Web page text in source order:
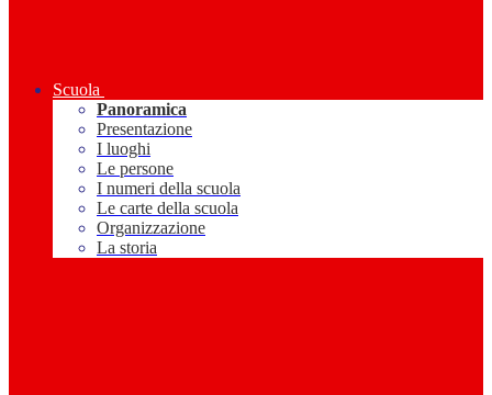
Scuola
Panoramica
Presentazione
I luoghi
Le persone
I numeri della scuola
Le carte della scuola
Organizzazione
La storia